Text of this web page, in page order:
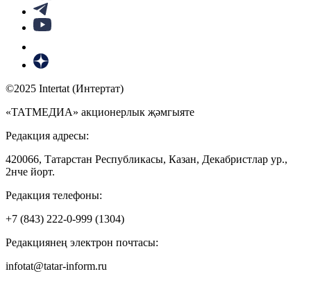
©2025 Intertat (Интертат)
«ТАТМЕДИА» акционерлык җәмгыяте
Редакция адресы:
420066, Татарстан Республикасы, Казан, Декабристлар ур.,
2нче йорт.
Редакция телефоны:
+7 (843) 222-0-999 (1304)
Редакциянең электрон почтасы:
infotat@tatar-inform.ru